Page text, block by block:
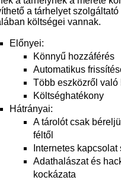
a tárhelyet
költségei vannak.
Előnyei:
Könnyű hozzáférés
Automatikus
Több eszközről való
Költséghatékony
Hátrányai:
A tárolót csak
féltől
Internetes
Adathalászat és
kockázata